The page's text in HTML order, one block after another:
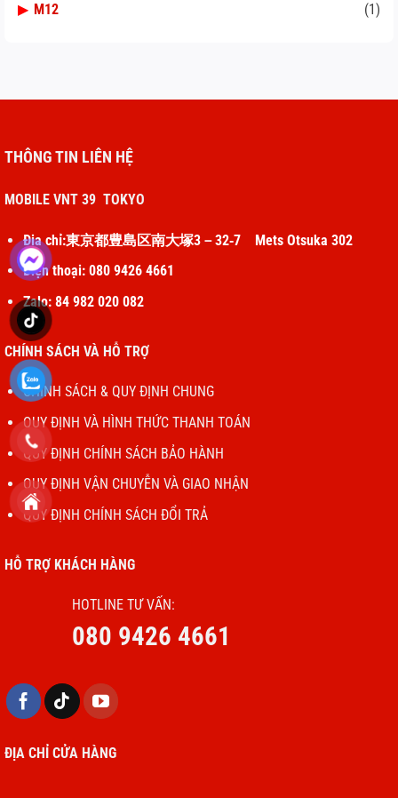
▶ M12 (1)
THÔNG TIN LIÊN HỆ
MOBILE VNT 39 TOKYO
Địa chỉ:東京都豊島区南大塚3－32‐7 Mets Otsuka 302
Điện thoại: 080 9426 4661
Zalo: 84 982 020 082
CHÍNH SÁCH VÀ HỖ TRỢ
CHÍNH SÁCH & QUY ĐỊNH CHUNG
QUY ĐỊNH VÀ HÌNH THỨC THANH TOÁN
QUY ĐỊNH CHÍNH SÁCH BẢO HÀNH
QUY ĐỊNH VẬN CHUYỄN VÀ GIAO NHẬN
QUY ĐỊNH CHÍNH SÁCH ĐỔI TRẢ
HỖ TRỢ KHÁCH HÀNG
HOTLINE TƯ VẤN:
080 9426 4661
ĐỊA CHỈ CỬA HÀNG